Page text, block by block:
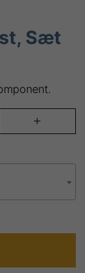
Sæt
